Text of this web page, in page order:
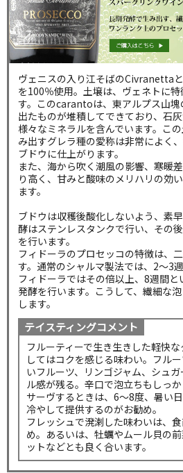
ヴェニスの入り江そばのCivranetta
を100％使用。土壌は、ヴェネトに
す。このcarantoは、東アルプス山塊
出たものが堆積してできており、石灰
様々なミネラルを含んでいます。こ
み出すグレラ種の愛称は非常によく
ブドウに仕上がります。
また、海から吹く潮風の影響、寒暖
り高く、甘みと酸味のメリハリの効
ます。
ブドウは収穫後酸化しないよう、素
酵はステンレスタンクで行い、その
を行います。
フィドーラのプロセッコの特徴は、
す。通常のシャルマ製法では、2～3
フィドーラではその倍以上、8週間と
発酵を行います。こうして、繊細な
します。
テイスティングコメント
フルーティーで生き生きした軽快
してはコクを感じる味わい。フル
いフルーツ、リンゴジャム、シュ
ル感が残る。辛口で泡立ちもしっか
サーヴするときは、6～8度、暑い
冷やして提供するのがお勧め。
フレッシュで溌溂した味わいは、
め。あるいは、牡蠣やムール貝の
ットなどとも良く合います。